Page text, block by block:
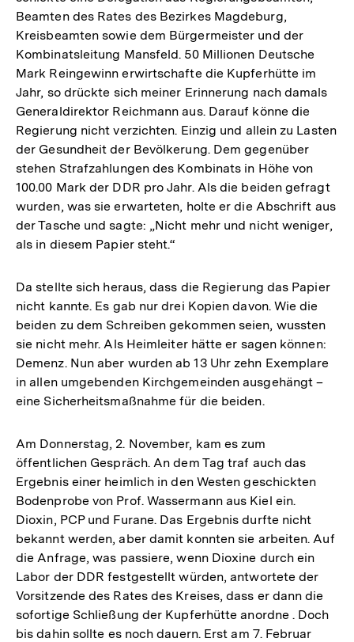
Beamten des Rates des Bezirkes Magdeburg,
Kreisbeamten sowie dem Bürgermeister und der
Kombinatsleitung Mansfeld. 50 Millionen Deutsche
Mark Reingewinn erwirtschafte die Kupferhütte im
Jahr, so drückte sich meiner Erinnerung nach damals
Generaldirektor Reichmann aus. Darauf könne die
Regierung nicht verzichten. Einzig und allein zu Lasten
der Gesundheit der Bevölkerung. Dem gegenüber
stehen Strafzahlungen des Kombinats in Höhe von
100.00 Mark der DDR pro Jahr. Als die beiden gefragt
wurden, was sie erwarteten, holte er die Abschrift aus
der Tasche und sagte: „Nicht mehr und nicht weniger,
als in diesem Papier steht.“
Da stellte sich heraus, dass die Regierung das Papier
nicht kannte. Es gab nur drei Kopien davon. Wie die
beiden zu dem Schreiben gekommen seien, wussten
sie nicht mehr. Als Heimleiter hätte er sagen können:
Demenz. Nun aber wurden ab 13 Uhr zehn Exemplare
in allen umgebenden Kirchgemeinden ausgehängt –
eine Sicherheitsmaßnahme für die beiden.
Am Donnerstag, 2. November, kam es zum
öffentlichen Gespräch. An dem Tag traf auch das
Ergebnis einer heimlich in den Westen geschickten
Bodenprobe von Prof. Wassermann aus Kiel ein.
Dioxin, PCP und Furane. Das Ergebnis durfte nicht
bekannt werden, aber damit konnten sie arbeiten. Auf
die Anfrage, was passiere, wenn Dioxine durch ein
Labor der DDR festgestellt würden, antwortete der
Vorsitzende des Rates des Kreises, dass er dann die
sofortige Schließung der Kupferhütte anordne . Doch
bis dahin sollte es noch dauern. Erst am 7. Februar